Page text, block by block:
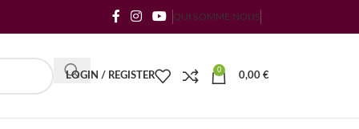
QUI SOMME NOUS
LOGIN / REGISTER
0
0,00 €